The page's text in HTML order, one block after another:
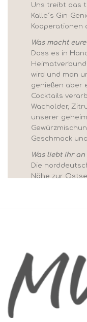
Uns treibt das
Kalle´s Gin-
Kooperationen
Was macht
Dass es in
wird und man
genießen aber
Cocktails
Wacholder,
unserer
Geschmack
Was liebt ihr an
Die
Nähe zur
und Arbeiten